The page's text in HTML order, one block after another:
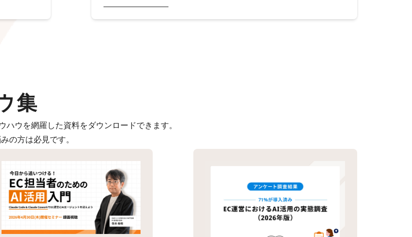
集
ウを網羅した資料をダウンロードできます。
の方は必見です。